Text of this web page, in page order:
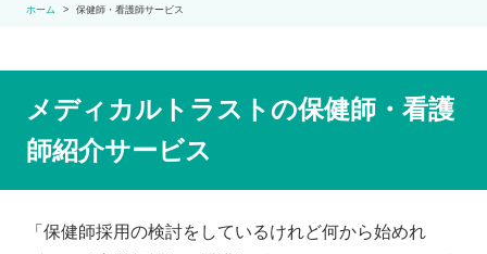
ホーム 保健師・看護師サービス
メディカルトラストの保健師・看護
師紹介サービス
「保健師採用の検討をしているけれど何から始めれ